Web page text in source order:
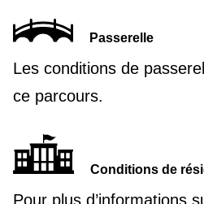
Passerelle
Les conditions de
ce parcours.
Conditions de
Pour plus d’informations